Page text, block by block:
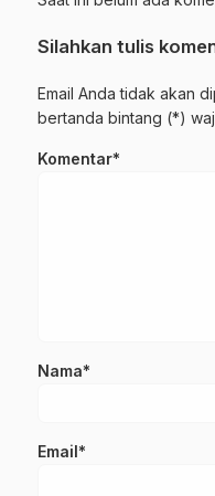
Silahkan tulis
Email Anda tidak akan
bertanda bintang (*)
Komentar*
Nama*
Email*